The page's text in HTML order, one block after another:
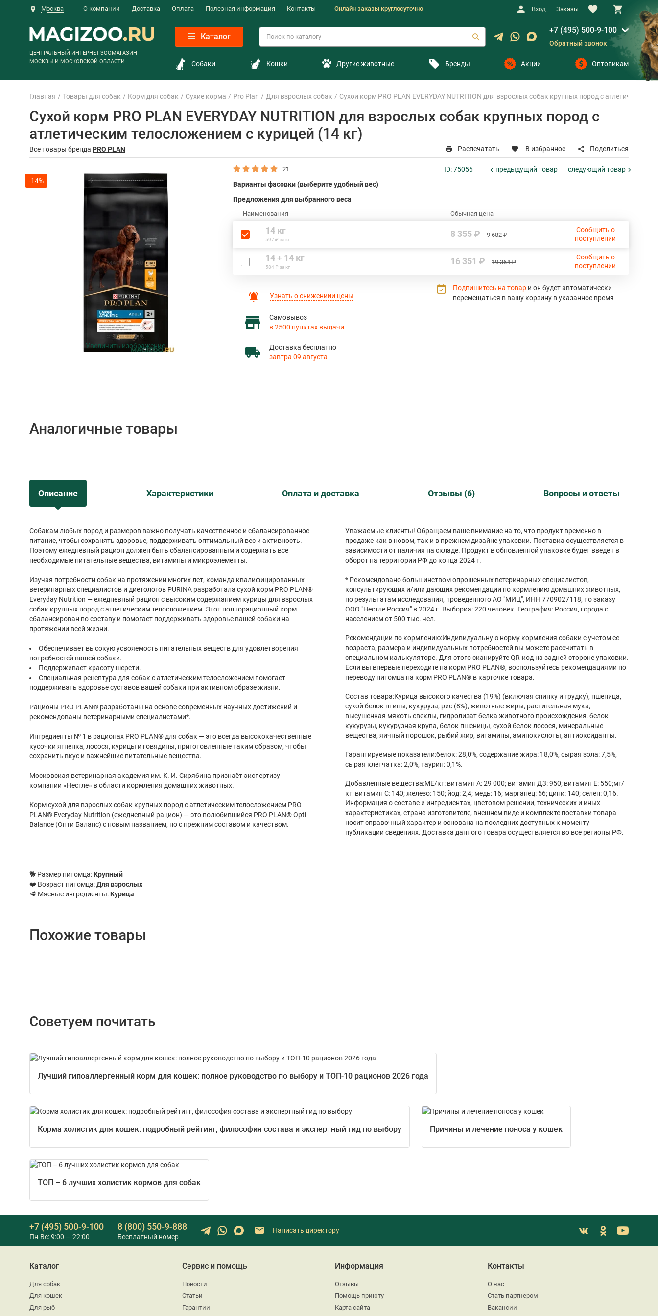
Москва О компании Доставка Оплата Полезная информация Контакты Онлайн заказы круглосуточно Вход Заказы
ЦЕНТРАЛЬНЫЙ ИНТЕРНЕТ-ЗООМАГАЗИН
МОСКВЫ И МОСКОВСКОЙ ОБЛАСТИ
Каталог
+7 (495) 500-9-100
Обратный звонок
Собаки Кошки Другие животные Бренды Акции Оптовикам
Главная Товары для собак Корм для собак Сухие корма Pro Plan Для взрослых собак Сухой корм PRO PLAN EVERYDAY NUTRITION для взрослых собак крупных пород с атлетическим
Сухой корм PRO PLAN EVERYDAY NUTRITION для взрослых собак крупных пород с
атлетическим телосложением с курицей (14 кг)
Все товары бренда PRO PLAN Распечатать В избранное Поделиться
-14%
Увеличить изображение
21 ID: 75056 предыдущий товар следующий товар
Варианты фасовки (выберите удобный вес)
Предложения для выбранного веса
Наименования Обычная цена
14 кг
597 ₽ за кг
8 355 ₽ 9 682 ₽
Сообщить о
поступлении
14 + 14 кг
584 ₽ за кг
16 351 ₽ 19 364 ₽
Сообщить о
поступлении
Узнать о снижениии цены
Самовывоз
в 2500 пунктах выдачи
Доставка бесплатно
завтра 09 августа
Подпишитесь на товар и он будет автоматически
перемещаться в вашу корзину в указанное время
Аналогичные товары
Описание Характеристики Оплата и доставка Отзывы (6) Вопросы и ответы
Собакам любых пород и размеров важно получать качественное и сбалансированное
питание, чтобы сохранять здоровье, поддерживать оптимальный вес и активность.
Поэтому ежедневный рацион должен быть сбалансированным и содержать все
необходимые питательные вещества, витамины и микроэлементы.
Изучая потребности собак на протяжении многих лет, команда квалифицированных
ветеринарных специалистов и диетологов PURINA разработала сухой корм PRO PLAN®
Everyday Nutrition — ежедневный рацион с высоким содержанием курицы для взрослых
собак крупных пород с атлетическим телосложением. Этот полнорационный корм
сбалансирован по составу и помогает поддерживать здоровье вашей собаки на
протяжении всей жизни.
Обеспечивает высокую усвояемость питательных веществ для удовлетворения
потребностей вашей собаки.
Поддерживает красоту шерсти.
Специальная рецептура для собак с атлетическим телосложением помогает
поддерживать здоровье суставов вашей собаки при активном образе жизни.
Рационы PRO PLAN® разработаны на основе современных научных достижений и
рекомендованы ветеринарными специалистами*.
Ингредиенты № 1 в рационах PRO PLAN® для собак — это всегда высококачественные
кусочки ягненка, лосося, курицы и говядины, приготовленные таким образом, чтобы
сохранить вкус и важнейшие питательные вещества.
Московская ветеринарная академия им. К. И. Скрябина признаёт экспертизу
компании «Нестле» в области кормления домашних животных.
Корм сухой для взрослых собак крупных пород с атлетическим телосложением PRO
PLAN® Everyday Nutrition (ежедневный рацион) — это полюбившийся PRO PLAN® Opti
Balance (Опти Баланс) с новым названием, но с прежним составом и качеством.
Уважаемые клиенты! Обращаем ваше внимание на то, что продукт временно в
продаже как в новом, так и в прежнем дизайне упаковки. Поставка осуществляется в
зависимости от наличия на складе. Продукт в обновленной упаковке будет введен в
оборот на территории РФ до конца 2024 г.
* Рекомендовано большинством опрошенных ветеринарных специалистов,
консультирующих и/или дающих рекомендации по кормлению домашних животных,
по результатам исследования, проведенного АО "МИЦ", ИНН 7709027118, по заказу
ООО "Нестле Россия" в 2024 г. Выборка: 220 человек. География: Россия, города с
населением от 500 тыс. чел.
Рекомендации по кормлению:Индивидуальную норму кормления собаки с учетом ее
возраста, размера и индивидуальных потребностей вы можете рассчитать в
специальном калькуляторе. Для этого сканируйте QR-код на задней стороне упаковки.
Если вы впервые переходите на корм PRO PLAN®, воспользуйтесь рекомендациями по
переводу питомца на корм PRO PLAN® в карточке товара.
Состав товара:Курица высокого качества (19%) (включая спинку и грудку), пшеница,
сухой белок птицы, кукуруза, рис (8%), животные жиры, растительная мука,
высушенная мякоть свеклы, гидролизат белка животного происхождения, белок
кукурузы, кукурузная крупа, белок пшеницы, сухой белок лосося, минеральные
вещества, яичный порошок, рыбий жир, витамины, аминокислоты, антиоксиданты.
Гарантируемые показатели:белок: 28,0%, содержание жира: 18,0%, сырая зола: 7,5%,
сырая клетчатка: 2,0%, таурин: 0,1%.
Добавленные вещества:МЕ/кг: витамин А: 29 000; витамин Д3: 950; витамин E: 550;мг/
кг: витамин C: 140; железо: 150; йод: 2,4; медь: 16; марганец: 56; цинк: 140; селен: 0,16.
Информация о составе и ингредиентах, цветовом решении, технических и иных
характеристиках, стране-изготовителе, внешнем виде и комплекте поставки товара
носит справочный характер и основана на последних доступных к моменту
публикации сведениях. Доставка данного товара осуществляется во все регионы РФ.
🐕 Размер питомца: Крупный
❤️ Возраст питомца:Для взрослых
🥩 Мясные ингредиенты: Курица
Похожие товары
Советуем почитать
Лучший гипоаллергенный корм для кошек: полное руководство по выбору и ТОП-10 рационов 2026 года
Корма холистик для кошек: подробный рейтинг, философия состава и экспертный гид по выбору Причины и лечение поноса у кошек
ТОП – 6 лучших холистик кормов для собак
+7 (495) 500-9-100
Пн-Вс: 9:00 — 22:00
8 (800) 550-9-888
Бесплатный номер
Написать директору
Каталог
Для собак
Для кошек
Для рыб
Сервис и помощь
Новости
Статьи
Гарантии
Информация
Отзывы
Помощь приюту
Карта сайта
Контакты
О нас
Стать партнером
Вакансии